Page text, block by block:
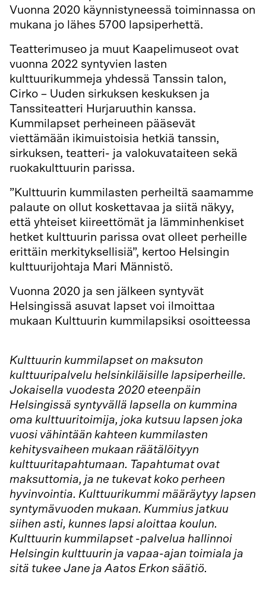
Vuonna 2020 käynnistyneessä toiminnassa on
mukana jo lähes 5700 lapsiperhettä.
Teatterimuseo ja muut Kaapelimuseot ovat
vuonna 2022 syntyvien lasten
kulttuurikummeja yhdessä Tanssin talon,
Cirko – Uuden sirkuksen keskuksen ja
Tanssiteatteri Hurjaruuthin kanssa.
Kummilapset perheineen pääsevät
viettämään ikimuistoisia hetkiä tanssin,
sirkuksen, teatteri- ja valokuvataiteen sekä
ruokakulttuurin parissa.
”Kulttuurin kummilasten perheiltä saamamme
palaute on ollut koskettavaa ja siitä näkyy,
että yhteiset kiireettömät ja lämminhenkiset
hetket kulttuurin parissa ovat olleet perheille
erittäin merkityksellisiä”, kertoo Helsingin
kulttuurijohtaja Mari Männistö.
Vuonna 2020 ja sen jälkeen syntyvät
Helsingissä asuvat lapset voi ilmoittaa
mukaan Kulttuurin kummilapsiksi osoitteessa
Kulttuurin kummilapset on maksuton
kulttuuripalvelu helsinkiläisille lapsiperheille.
Jokaisella vuodesta 2020 eteenpäin
Helsingissä syntyvällä lapsella on kummina
oma kulttuuritoimija, joka kutsuu lapsen joka
vuosi vähintään kahteen kummilasten
kehitysvaiheen mukaan räätälöityyn
kulttuuritapahtumaan. Tapahtumat ovat
maksuttomia, ja ne tukevat koko perheen
hyvinvointia. Kulttuurikummi määräytyy lapsen
syntymävuoden mukaan. Kummius jatkuu
siihen asti, kunnes lapsi aloittaa koulun.
Kulttuurin kummilapset -palvelua hallinnoi
Helsingin kulttuurin ja vapaa-ajan toimiala ja
sitä tukee Jane ja Aatos Erkon säätiö.